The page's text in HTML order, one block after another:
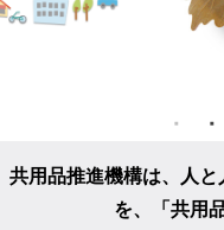
共用品推進機構は、人
を、
「共用